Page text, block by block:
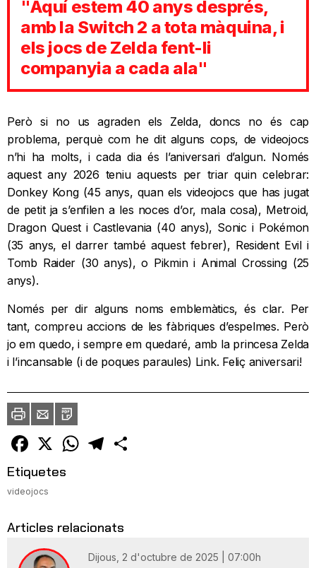
"Aquí estem 40 anys després,
amb la Switch 2 a tota màquina, i
els jocs de Zelda fent-li
companyia a cada ala"
Però si no us agraden els Zelda, doncs no és cap
problema, perquè com he dit alguns cops, de videojocs
n’hi ha molts, i cada dia és l’aniversari d’algun. Només
aquest any 2026 teniu aquests per triar quin celebrar:
Donkey Kong (45 anys, quan els videojocs que has jugat
de petit ja s’enfilen a les noces d’or, mala cosa), Metroid,
Dragon Quest i Castlevania (40 anys), Sonic i Pokémon
(35 anys, el darrer també aquest febrer), Resident Evil i
Tomb Raider (30 anys), o Pikmin i Animal Crossing (25
anys).
Només per dir alguns noms emblemàtics, és clar. Per
tant, compreu accions de les fàbriques d’espelmes. Però
jo em quedo, i sempre em quedaré, amb la princesa Zelda
i l’incansable (i de poques paraules) Link. Feliç aniversari!
ImprimirEnvia
un
amic
PDF
Facebook
X WhatsAppTelegram
Etiquetes
videojocs
Articles relacionats
Dijous, 2 d'octubre de 2025 | 07:00h